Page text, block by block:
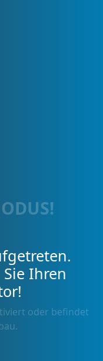
Ihren
oder befindet